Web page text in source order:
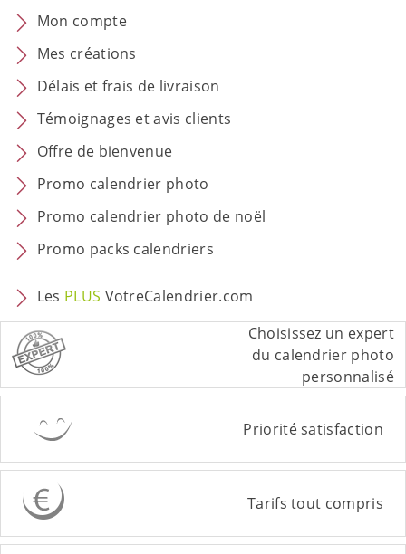
Mon compte
Mes créations
Délais et frais de livraison
Témoignages et avis clients
Offre de bienvenue
Promo calendrier photo
Promo calendrier photo de noël
Promo packs calendriers
Les PLUS VotreCalendrier.com
Choisissez un expert
du calendrier photo
personnalisé
Priorité satisfaction
Tarifs tout compris